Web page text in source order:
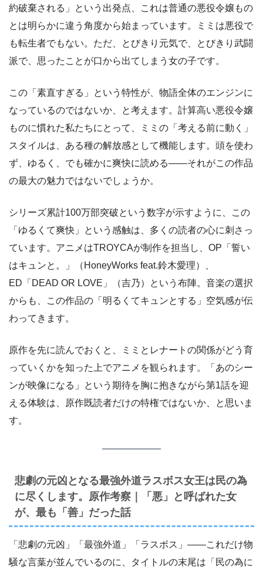
約破棄される」という出発点、これは普通の悪役令嬢もの
とは明らかに違う角度から始まっています。ミミは悪役で
も転生者でもない。ただ、とびきり元気で、とびきり武闘
派で、思ったことが口から出てしまう女の子です。
この「素直すぎる」という特性が、物語全体のエンジンに
なっているのではないか、と考えます。計算高い悪役令嬢
ものに慣れた私たちにとって、ミミの「考える前に動く」
スタイルは、ある種の解放感として機能します。頭を使わ
ず、ゆるく、でも確かに爽快に読める――それがこの作品
の最大の魅力ではないでしょうか。
シリーズ累計100万部突破という数字が示すように、この
「ゆるくて爽快」という感触は、多くの読者の心に刺さっ
ています。アニメはTROYCAが制作を担当し、OP「誓い
はキュンと。」（HoneyWorks feat.鈴木愛理）、
ED「DEAD OR LOVE」（吉乃）という布陣。音楽の選択
からも、この作品の「明るくてキュンとする」空気感が伝
わってきます。
原作を先に読んでおくと、ミミとレナートの関係がどう育
っていくかを知った上でアニメを観られます。「あのシー
ンが映像になる」という期待を胸に抱きながら第1話を迎
える体験は、原作既読者だけの特権ではないか、と思いま
す。
悲劇の元凶となる最強外道ラスボス女王は民の為
に尽くします。原作考察｜「悪」と呼ばれた女
が、最も「善」だった話
「悲劇の元凶」「最強外道」「ラスボス」――これだけ物
騒な言葉が並んでいるのに、タイトルの末尾は「民の為に